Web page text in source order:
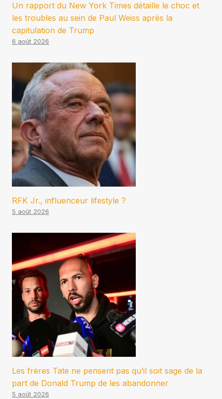
Un rapport du New York Times détaille le choc et
les troubles au sein de Paul Weiss après la
capitulation de Trump
6 août 2026
RFK Jr., influenceur lifestyle ?
5 août 2026
Les frères Tate ne pensent pas qu’il soit sage de la
part de Donald Trump de les abandonner
5 août 2026